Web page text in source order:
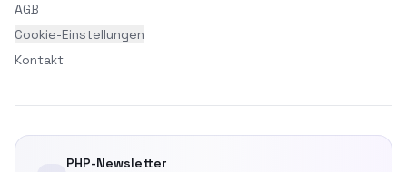
AGB
Cookie-Einstellungen
Kontakt
PHP-Newsletter